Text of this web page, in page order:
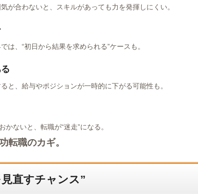
が合わないと、スキルがあっても力を発揮しにくい。
、“初日から結果を求められる”ケースも。
と、給与やポジションが一時的に下がる可能性も。
かないと、転職が“迷走”になる。
転職のカギ。
直すチャンス”